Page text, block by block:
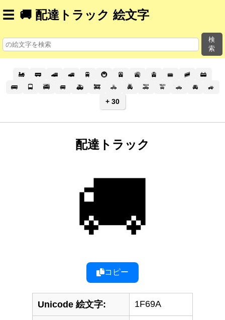
☰ 🚚 配達トラック 絵文字
検
索
🚂 🚃 🚄 🚅 🚆 🚇 🚈 🚉 🚊 🚝 🚞
🚋
🚌
🚍 🚎 🚐 🚑 🚒 🚓 🚔 🚕 🚖 🚗 🚘 🚙
+ 30
配達トラック
🚚
コピー
Unicode 絵文字: 1F69A